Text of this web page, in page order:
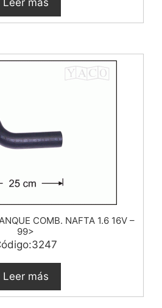
Leer más
COMB. NAFTA 1.6 16V –
99>
Leer más